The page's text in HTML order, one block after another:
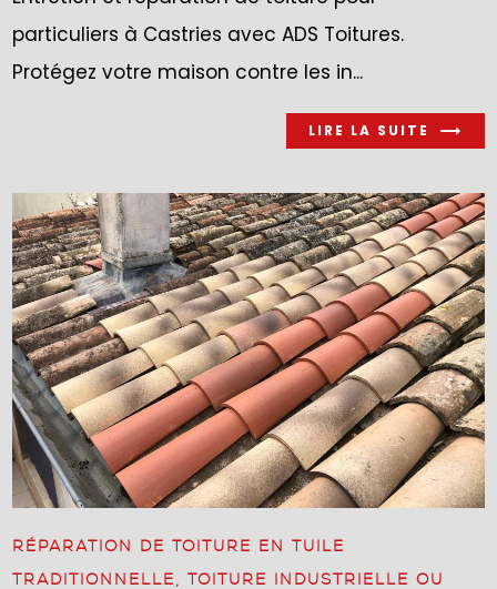
particuliers à Castries avec ADS Toitures.
Protégez votre maison contre les in...
LIRE LA SUITE
RÉPARATION DE TOITURE EN TUILE
TRADITIONNELLE, TOITURE INDUSTRIELLE OU